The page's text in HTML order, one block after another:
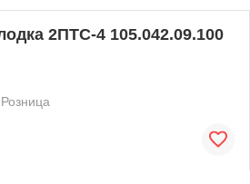
2ПТС-4 105.042.09.100
Розница